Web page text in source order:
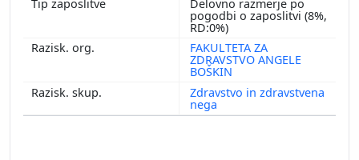
Delovno razmerje po
pogodbi o zaposlitvi (8%,
RD:0%)
FAKULTETA ZA
ZDRAVSTVO ANGELE
BOŠKIN
Zdravstvo in zdravstvena
nega